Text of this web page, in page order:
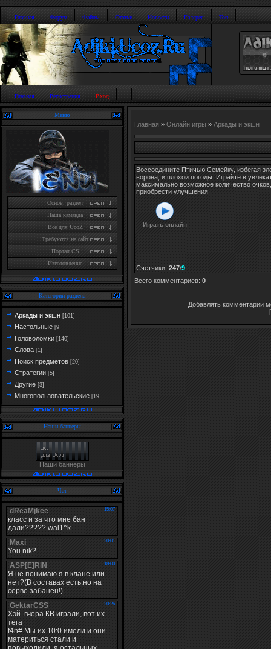
Главная Форум Файлы Статьи Новости Галерея Топ
Главная Регистрация Вход
Меню
Основ. раздел
Наша каманда
Все для UcoZ
Требуются на сайт
Портал CS
Изготовление
Категории раздела
Аркады и экшн [101]
Настольные [9]
Головоломки [140]
Слова [1]
Поиск предметов [20]
Стратегии [5]
Другие [3]
Многопользовательские [19]
Наши баннеры
Наши баннеры
Чат
Главная » Онлайн игры » Аркады и экшн
Воссоедините Птичью Семейку, избегая
ворона, и плохой погоды. Играйте в
максимально возможное количество
приобрести улучшения.
Играть онлайн
Счетчики: 247/9
Всего комментариев: 0
Добавлять комментарии